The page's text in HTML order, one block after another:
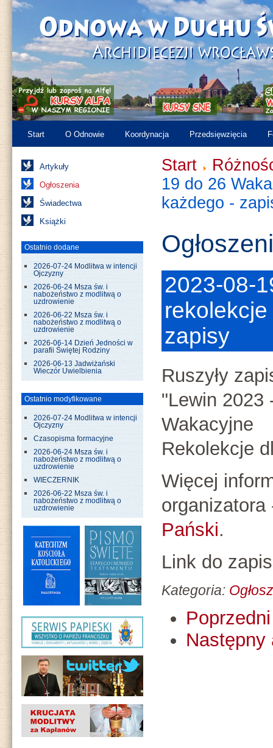
Start O Odnowie Koordynacja Przedsięwzięcia
Artykuły
Ogłoszenia
Świadectwa
Książki
Ostatnio dodane
2026-07-24 Modlitwa w intencji
Ojczyzny
2026-06-24 Msza św. i
nabożeństwo z modlitwą o
uzdrowienie
2026-06-22 Msza św. i
nabożeństwo z modlitwą o
uzdrowienie
2026-06-14 Dzień Jedności w
parafii Świętej Rodziny
2026-06-13 Jadwiżański
Wieczór Uwielbienia
Ostatnio modyfikowane
2026-07-24 Modlitwa w intencji
Ojczyzny
Czasopisma formacyjne
2026-06-24 Msza św. i
nabożeństwo z modlitwą o
uzdrowienie
WIECZERNIK
2026-06-22 Msza św. i
nabożeństwo z modlitwą o
uzdrowienie
Start
19 do 26
każdego -
2023-08-
zapisy
Ruszyły
"Lewin 2023
Wakacyjne
Rekolekcje
Więcej
Pański.
Link do
Kategoria:
Następny